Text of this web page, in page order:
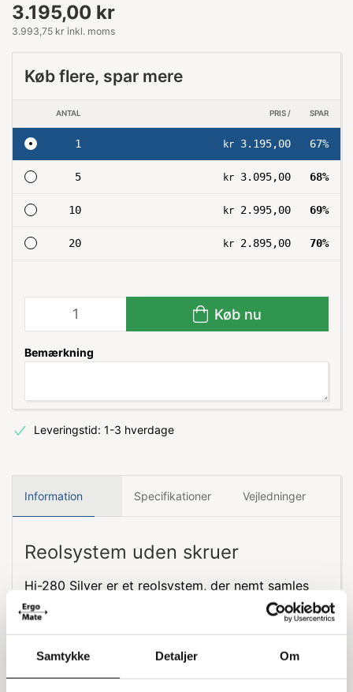
Samtykke Detaljer Om
3.195,00 kr
3.993,75 kr inkl. moms
Køb flere, spar mere
ANTAL PRIS / SPAR
Køb nu
Bemærkning
1 kr 3.195,00 67%
5 kr 3.095,00 68%
10 kr 2.995,00 69%
20 kr 2.895,00 70%
Leveringstid: 1-3 hverdage
Information Specifikationer Vejledninger
Reolsystem uden skruer
Hi-280 Silver er et reolsystem, der nemt samles
uden brug af skruer. Reolen er designet uden
kryds, hvilket gør det muligt at bruge den fra
hylder, 3 stiger (bestående af 6 stigeben og 6
afstivningsplader) samt nødvendigt tilbehør.